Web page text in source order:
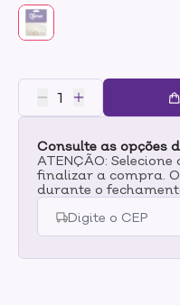
qualidade garante a
uso.Seu formato
por mais tempo.
Consulte as opções
ATENÇÃO:
finalizar a compra.
durante o